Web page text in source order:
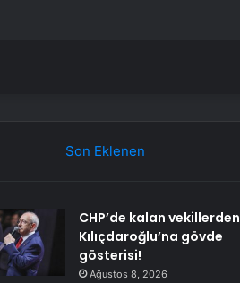
Son Eklenen
CHP’de kalan vekillerden
Kılıçdaroğlu’na gövde
gösterisi!
Ağustos 8, 2026